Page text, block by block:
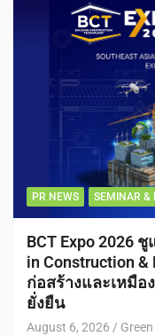
PR NEWS SEMINAR &
BCT Expo 2026
in Construction
ก่อสร้างและเหมื
ยั่งยืน
August 6, 2026